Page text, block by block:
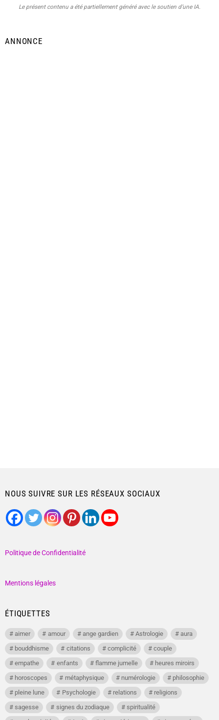
Le présent contenu a été partiellement généré avec le soutien d’une IA.
ANNONCE
NOUS SUIVRE SUR LES RÉSEAUX SOCIAUX
Politique de Confidentialité
Mentions légales
ÉTIQUETTES
aimer amour ange gardien Astrologie
aura
bouddhisme
citations complicité
couple
empathe
enfants flamme jumelle
heures miroirs
horoscopes
métaphysique numérologie
philosophie
pleine lune
Psychologie relations
religions
sagesse
signes du zodiaque
spiritualité